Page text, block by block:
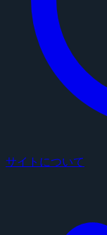
サイトについて